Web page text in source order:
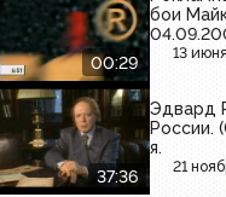
00:29
бои
13
37:36
Эдвард
России.
я.
21